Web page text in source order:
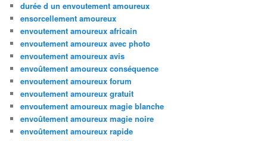
durée d un envoutement amoureux
ensorcellement amoureux
envoutement amoureux africain
envoutement amoureux avec photo
envoutement amoureux avis
envoûtement amoureux conséquence
envoutement amoureux forum
envoutement amoureux gratuit
envoutement amoureux magie blanche
envoûtement amoureux magie noire
envoûtement amoureux rapide